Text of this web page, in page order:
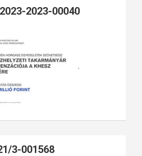
2023-00040
3-001568